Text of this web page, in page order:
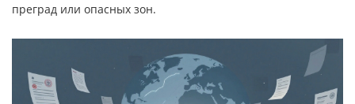
преград или опасных зон.